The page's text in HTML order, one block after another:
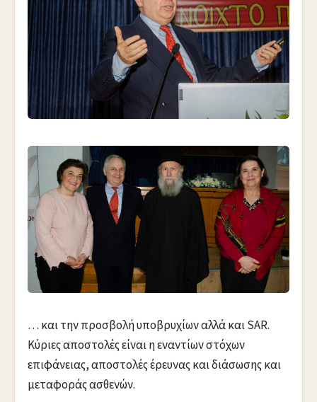
… και την προσβολή υποβρυχίων αλλά και SAR.
Κύριες αποστολές είναι η εναντίων στόχων
επιφάνειας, αποστολές έρευνας και διάσωσης και
μεταφοράς ασθενών.